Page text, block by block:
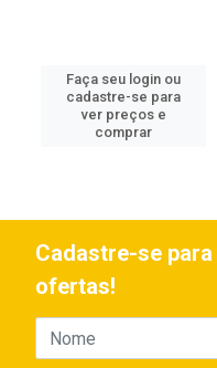
Faça seu login ou
cadastre-se para
ver preços e
comprar
Cadastre-se
ofertas!